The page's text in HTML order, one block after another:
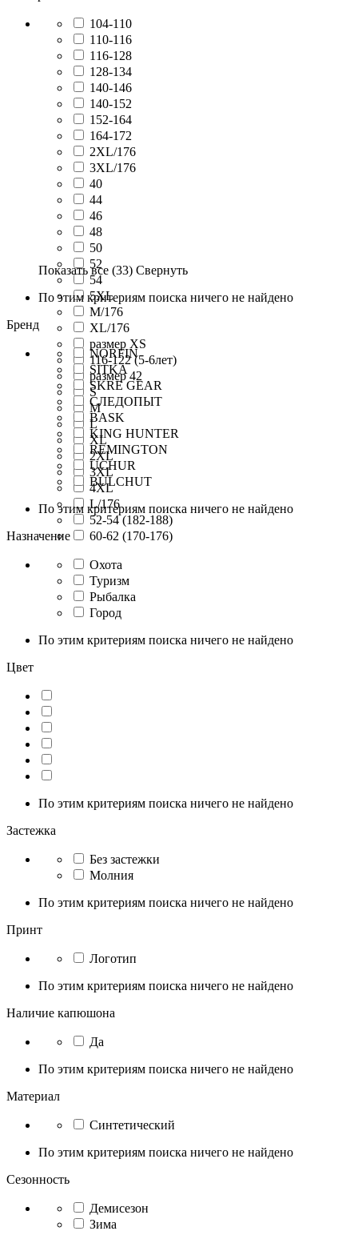
104-110
110-116
116-128
128-134
140-146
140-152
152-164
164-172
2XL/176
3XL/176
40
44
46
48
50
52
54
5XL
M/176
XL/176
размер XS
116-122 (5-6лет)
размер 42
S
M
L
XL
2XL
3XL
4XL
L/176
52-54 (182-188)
60-62 (170-176)
Показать все (33) Свернуть
По этим критериям поиска ничего не найдено
Бренд
NORFIN
SITKA
SKRE GEAR
СЛЕДОПЫТ
BASK
KING HUNTER
REMINGTON
UCHUR
BULCHUT
По этим критериям поиска ничего не найдено
Назначение
Охота
Туризм
Рыбалка
Город
По этим критериям поиска ничего не найдено
Цвет
По этим критериям поиска ничего не найдено
Застежка
Без застежки
Молния
По этим критериям поиска ничего не найдено
Принт
Логотип
По этим критериям поиска ничего не найдено
Наличие капюшона
Да
По этим критериям поиска ничего не найдено
Материал
Синтетический
По этим критериям поиска ничего не найдено
Сезонность
Демисезон
Зима